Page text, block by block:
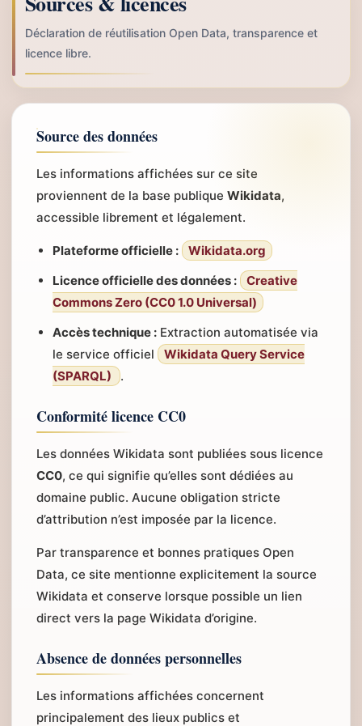
Déclaration de réutilisation Open Data, transparence et
licence libre.
Source des données
Les informations affichées sur ce site
proviennent de la base publique Wikidata,
accessible librement et légalement.
Plateforme officielle :
Wikidata.org
Licence officielle des données :
Creative
Commons Zero (CC0 1.0 Universal)
Accès technique : Extraction automatisée via
le service officiel
Wikidata Query Service
(SPARQL)
.
Conformité licence CC0
Les données Wikidata sont publiées sous licence
CC0, ce qui signifie qu’elles sont dédiées au
domaine public. Aucune obligation stricte
d’attribution n’est imposée par la licence.
Par transparence et bonnes pratiques Open
Data, ce site mentionne explicitement la source
Wikidata et conserve lorsque possible un lien
direct vers la page Wikidata d’origine.
Absence de données personnelles
Les informations affichées concernent
principalement des lieux publics et